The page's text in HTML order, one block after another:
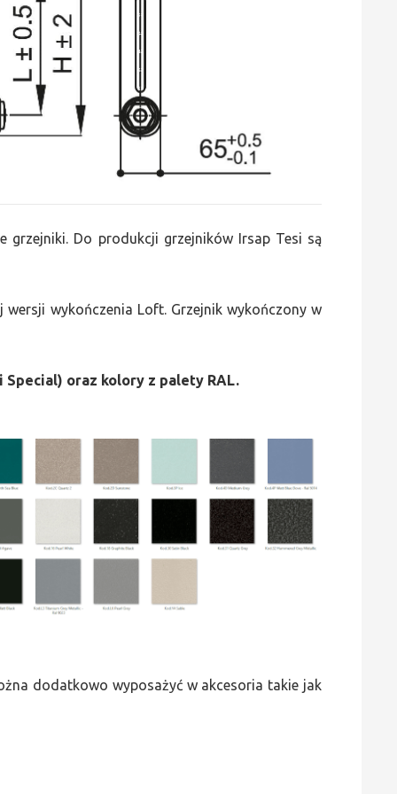
grzejniki. Do produkcji grzejników Irsap Tesi są
wykończenia Loft. Grzejnik wykończony w
oraz kolory z palety RAL.
dodatkowo wyposażyć w akcesoria takie jak